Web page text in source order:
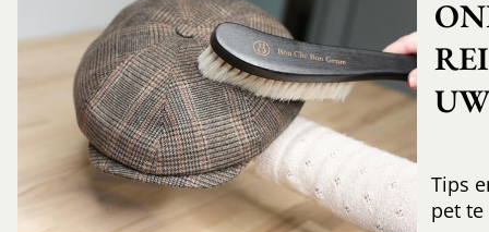
Tips
pet te